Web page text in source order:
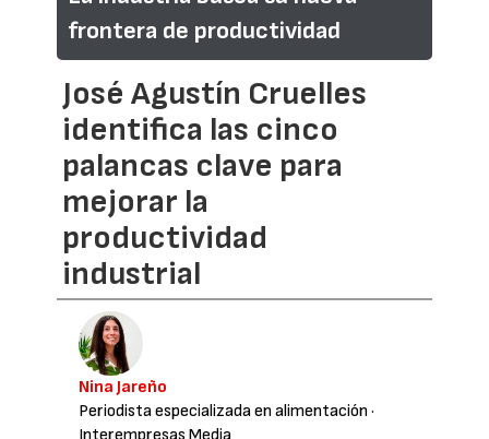
frontera de productividad
José Agustín Cruelles
identifica las cinco
palancas clave para
mejorar la
productividad
industrial
Nina Jareño
Periodista especializada en alimentación ·